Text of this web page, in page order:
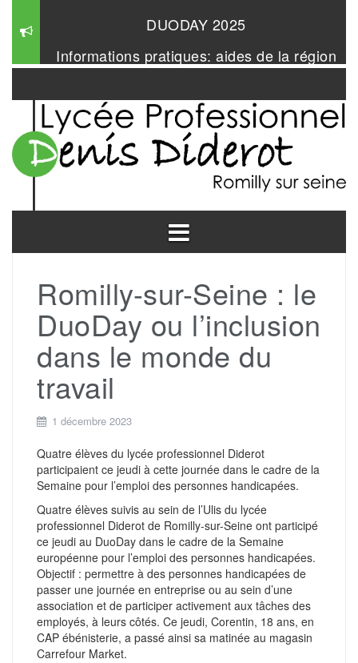
contenu
DUODAY 2025
Informations pratiques: aides de la région
Romilly-sur-Seine : le
DuoDay ou l’inclusion
dans le monde du
travail
1 décembre 2023
Quatre élèves du lycée professionnel Diderot
participaient ce jeudi à cette journée dans le cadre de la
Semaine pour l’emploi des personnes handicapées.
Quatre élèves suivis au sein de l’Ulis du lycée
professionnel Diderot de Romilly-sur-Seine ont participé
ce jeudi au DuoDay dans le cadre de la Semaine
européenne pour l’emploi des personnes handicapées.
Objectif : permettre à des personnes handicapées de
passer une journée en entreprise ou au sein d’une
association et de participer activement aux tâches des
employés, à leurs côtés. Ce jeudi, Corentin, 18 ans, en
CAP ébénisterie, a passé ainsi sa matinée au magasin
Carrefour Market.